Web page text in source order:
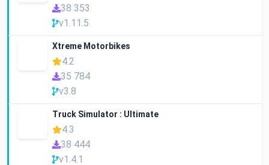
38 353
v1.11.5
Xtreme Motorbikes
4.2
35 784
v3.8
Truck Simulator : Ultimate
4.3
38 444
v1.4.1